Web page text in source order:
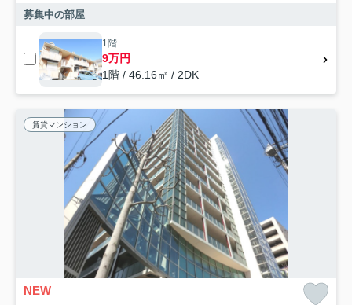
募集中の部屋
1階
9万円
1階 / 46.16㎡ / 2DK
賃貸マンション
NEW